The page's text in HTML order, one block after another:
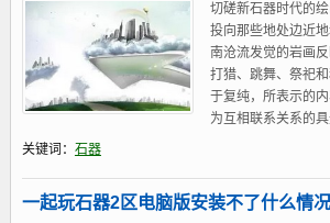
切磋新石器时代的
投向那些地处边近
南沧流发觉的岩画
打猎、跳舞、祭祀
于复纯，所表示的
为互相联系关系的
关键词： 石器
一起玩石器2区电脑版安装不了什么情况